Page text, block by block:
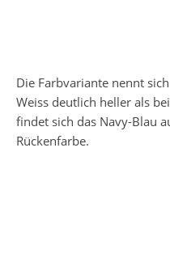
Die Farbvariante nennt
Weiss deutlich heller als
findet sich das Navy-Blau
Rückenfarbe.